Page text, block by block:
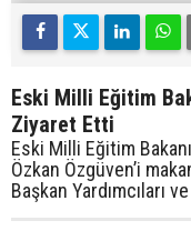
Eski Milli Eğitim
Ziyaret Etti
Eski Milli Eğitim
Özkan Özgüven’i
Başkan Yardımcıları